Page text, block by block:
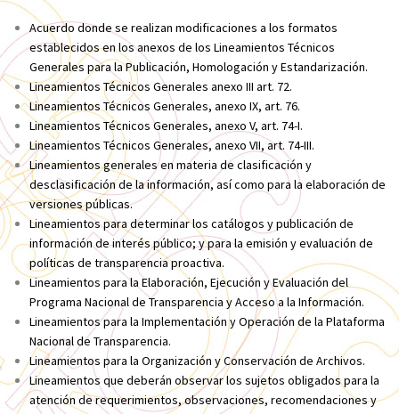
Acuerdo donde se realizan modificaciones a los formatos
establecidos en los anexos de los Lineamientos Técnicos
Generales para la Publicación, Homologación y Estandarización.
Lineamientos Técnicos Generales anexo III art. 72.
Lineamientos Técnicos Generales, anexo IX, art. 76.
Lineamientos Técnicos Generales, anexo V, art. 74-I.
Lineamientos Técnicos Generales, anexo VII, art. 74-III.
Lineamientos generales en materia de clasificación y
desclasificación de la información, así como para la elaboración de
versiones públicas.
Lineamientos para determinar los catálogos y publicación de
información de interés público; y para la emisión y evaluación de
políticas de transparencia proactiva.
Lineamientos para la Elaboración, Ejecución y Evaluación del
Programa Nacional de Transparencia y Acceso a la Información.
Lineamientos para la Implementación y Operación de la Plataforma
Nacional de Transparencia.
Lineamientos para la Organización y Conservación de Archivos.
Lineamientos que deberán observar los sujetos obligados para la
atención de requerimientos, observaciones, recomendaciones y